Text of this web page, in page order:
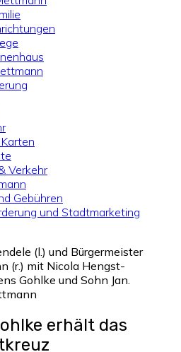
Verkehr
Gebühren
und Stadtmarketing
(l.) und Bürgermeister
(r.) mit Nicola Hengst-
Gohlke und Sohn Jan.
erhält das